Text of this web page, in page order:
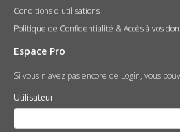
Conditions d'utilisations
Politique de Confidentialité & Accès à vos
Espace Pro
Si vous n'avez pas encore de Login, vous
Utilisateur